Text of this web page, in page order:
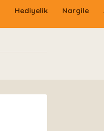
Hediyelik Nargile